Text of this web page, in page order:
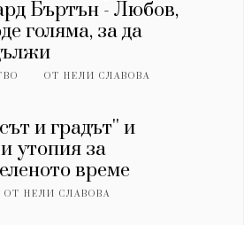
Бъртън - Любов,
голяма, за да
ОТНЕЛИ СЛАВОВА
и градът'' и
утопия за
време
ОТНЕЛИ СЛАВОВА